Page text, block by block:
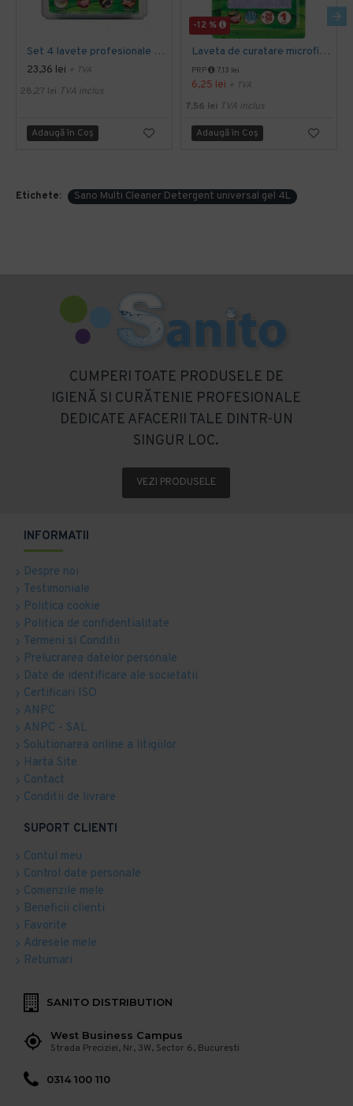
Set 4 lavete profesionale din microfibre Sano Sushi
23,36 lei + TVA
28,27 lei TVA inclus
Adaugă în Coş
-12 %
Laveta de curatare microfibra 30 x 30 cm, Sano Sushi
PRP 7,13 lei
6,25 lei + TVA
7,56 lei TVA inclus
Adaugă în Coş
Etichete: Sano Multi Cleaner Detergent universal gel 4L
CUMPERI TOATE PRODUSELE DE
IGIENĂ SI CURĂTENIE PROFESIONALE
DEDICATE AFACERII TALE DINTR-UN
SINGUR LOC.
VEZI PRODUSELE
INFORMATII
Despre noi
Testimoniale
Politica cookie
Politica de confidentialitate
Termeni si Conditii
Prelucrarea datelor personale
Date de identificare ale societatii
Certificari ISO
ANPC
ANPC - SAL
Solutionarea online a litigiilor
Harta Site
Contact
Conditii de livrare
SUPORT CLIENTI
Contul meu
Control date personale
Comenzile mele
Beneficii clienti
Favorite
Adresele mele
Returnari
SANITO DISTRIBUTION
West Business Campus
Strada Preciziei, Nr, 3W, Sector 6, Bucuresti
0314 100 110